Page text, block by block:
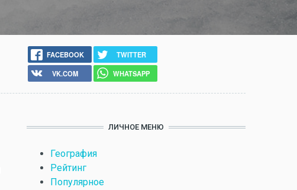
FACEBOOK
TWITTER
VK.COM
WHATSAPP
ЛИЧНОЕ МЕНЮ
География
Рейтинг
Популярное